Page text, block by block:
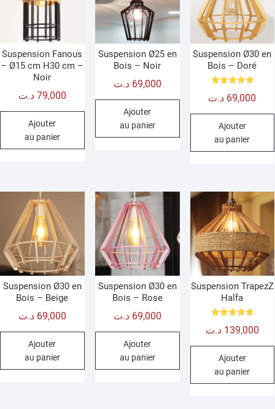
Suspension Fanous
– Ø15 cm H30 cm –
Noir
79,000 د.ت
Ajouter
au panier
Suspension Ø25 en
Bois – Noir
69,000 د.ت
Ajouter
au panier
Suspension Ø30 en
Bois – Doré
5.00
69,000 د.ت
Ajouter
au panier
Suspension Ø30 en
Bois – Beige
69,000 د.ت
Ajouter
au panier
Suspension Ø30 en
Bois – Rose
69,000 د.ت
Ajouter
au panier
Suspension TrapezZ
Halfa
5.00
139,000 د.ت
Ajouter
au panier